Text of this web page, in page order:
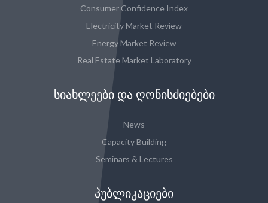
Consumer Confidence Index
Electricity Market Review
Energy Market Review
Real Estate Market Laboratory
ᲡᲘᲐᲮᲚᲔᲔᲑᲘ ᲓᲐ ᲦᲝᲜᲘᲡᲫᲘᲔᲑᲔᲑᲘ
News
Capacity Building
Seminars & Lectures
ᲞᲣᲑᲚᲘᲙᲐᲪᲘᲔᲑᲘ